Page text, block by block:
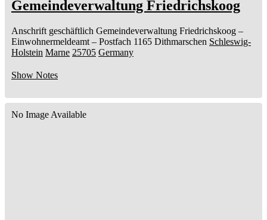
Gemeindeverwaltung Friedrichskoog
Anschrift geschäftlich Gemeindeverwaltung Friedrichskoog –
Einwohnermeldeamt – Postfach 1165 Dithmarschen Schleswig-
Holstein Marne 25705 Germany
Show Notes
No Image Available